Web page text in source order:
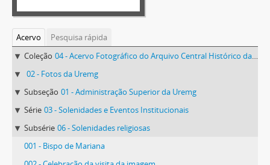
Acervo
Pesquisa rápida
Coleção 04 - Acervo Fotográfico do Arquivo Central Histórico da UFV
02 - Fotos da Uremg
Subseção 01 - Administração Superior da Uremg
Série 03 - Solenidades e Eventos Institucionais
Subsérie 06 - Solenidades religiosas
001 - Bispo de Mariana